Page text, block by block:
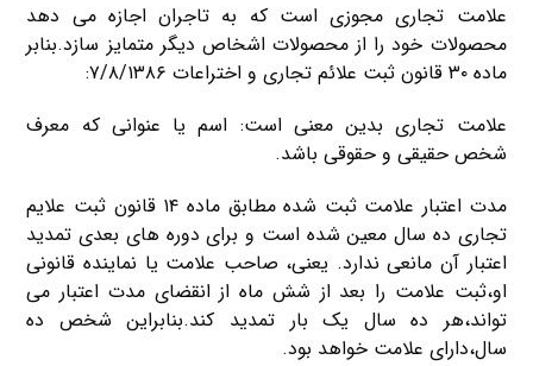
علامت تجاری مجوزی است که به تاجران اجازه می دهد
محصولات خود را از محصولات اشخاص دیگر متمایز سازد.بنابر
ماده ۳۰ قانون ثبت علائم تجاری و اختراعات ۷/۸/۱۳۸۶:
علامت تجاری بدین معنی است: اسم یا عنوانی که معرف
شخص حقیقی و حقوقی باشد.
مدت اعتبار علامت ثبت شده مطابق ماده ۱۴ قانون ثبت علایم
تجاری ده سال معین شده است و برای دوره های بعدی تمدید
اعتبار آن مانعی ندارد. یعنی، صاحب علامت یا نماینده قانونی
او،ثبت علامت را بعد از شش ماه از انقضای مدت اعتبار می
تواند،هر ده سال یک بار تمدید کند.بنابراین شخص ده
سال،دارای علامت خواهد بود.